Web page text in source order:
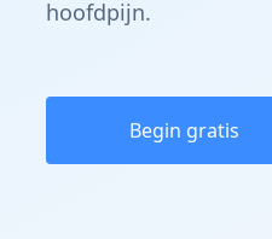
hoofdpijn.
Begin gratis